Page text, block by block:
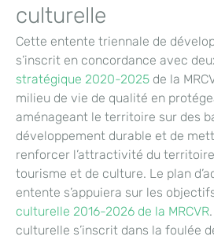
culturelle
Cette entente triennale de
s’inscrit en concordance avec
stratégique 2020-2025 de la
milieu de vie de qualité en
aménageant le territoire sur des
développement durable et de
renforcer l’attractivité du territoire
tourisme et de culture. Le plan
entente s’appuiera sur les
culturelle 2016-2026 de la MRCVR
culturelle s’inscrit dans la foulée